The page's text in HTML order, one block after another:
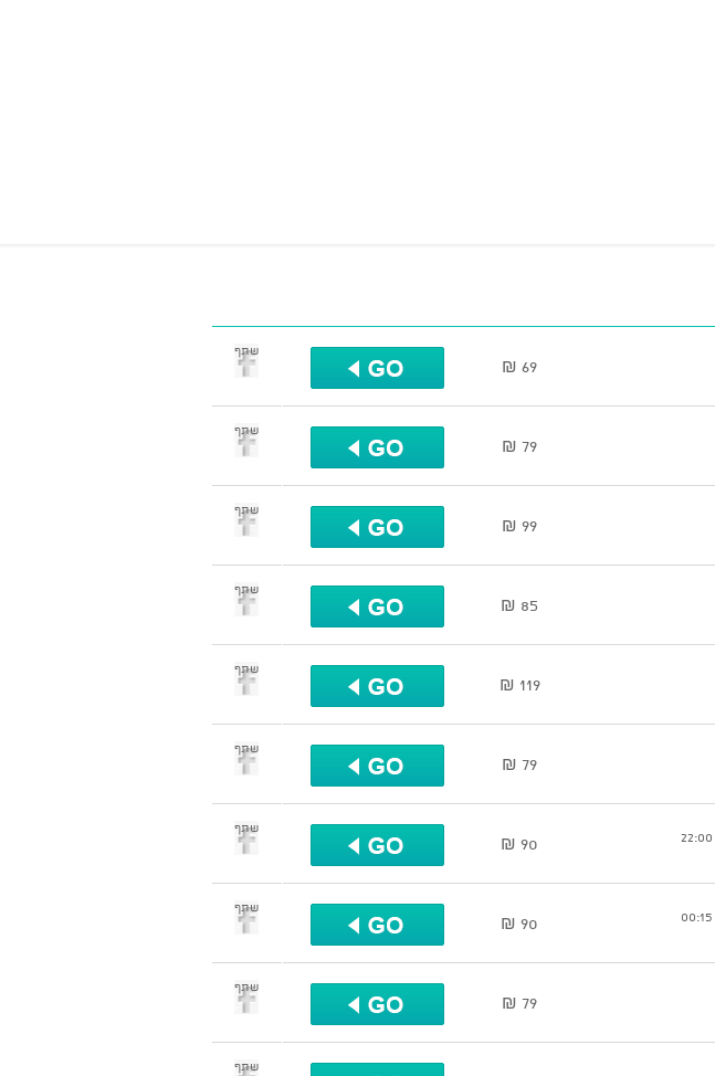
69 ₪
שתף
79 ₪
שתף
99 ₪
שתף
85 ₪
שתף
119 ₪
שתף
79 ₪
שתף
90 ₪
שתף
90 ₪
שתף
79 ₪
שתף
שתף